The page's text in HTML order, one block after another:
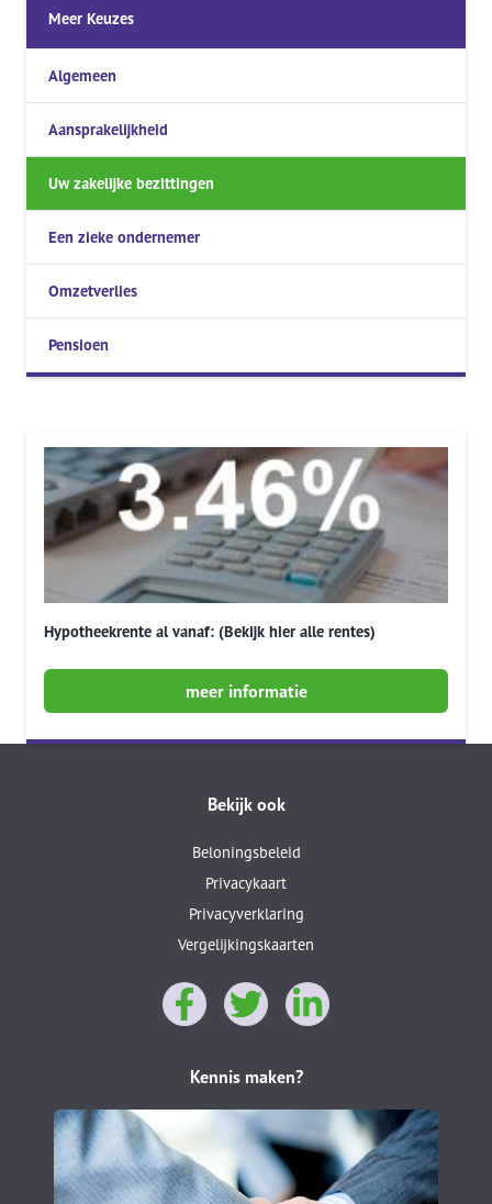
Meer Keuzes
Algemeen
Aansprakelijkheid
Uw zakelijke bezittingen
Een zieke ondernemer
Omzetverlies
Pensioen
Hypotheekrente al vanaf: (Bekijk hier alle rentes)
meer informatie
Bekijk ook
Beloningsbeleid
Privacykaart
Privacyverklaring
Vergelijkingskaarten
Kennis maken?